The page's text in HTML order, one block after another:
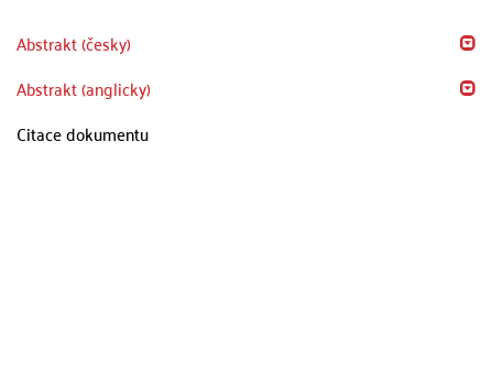
Abstrakt (česky)
Abstrakt (anglicky)
Citace dokumentu